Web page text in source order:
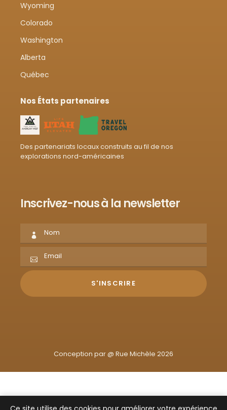
Wyoming
Colorado
Washington
Alberta
Québec
Nos États partenaires
Des partenariats locaux construits au fil de nos
explorations nord-américaines
Inscrivez-nous à la newsletter
Conception par @ Rue Michèle 2026